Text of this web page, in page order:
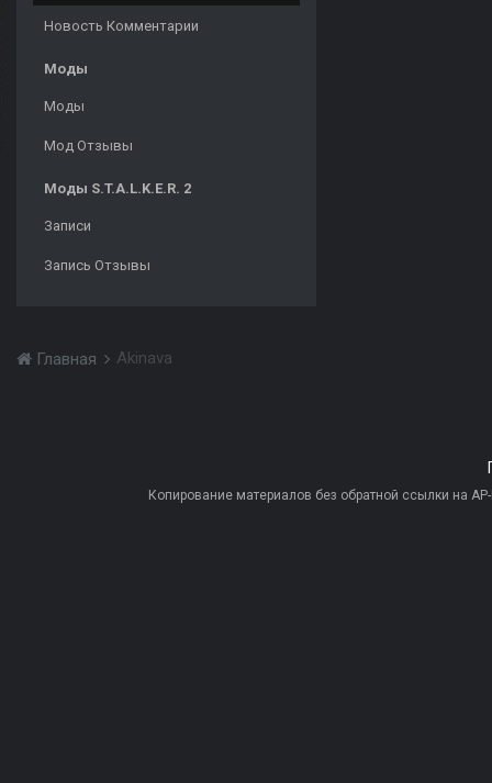
Новость Комментарии
Моды
Моды
Мод Отзывы
Моды S.T.A.L.K.E.R. 2
Записи
Запись Отзывы
Главная Akinava
Копирование материалов без обратной ссылки на